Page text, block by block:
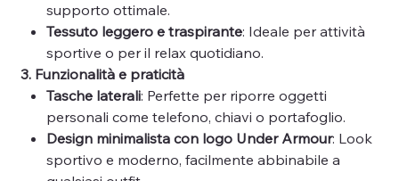
supporto ottimale.
Tessuto leggero e traspirante: Ideale per attività
sportive o per il relax quotidiano.
3. Funzionalità e praticità
Tasche laterali: Perfette per riporre oggetti
personali come telefono, chiavi o portafoglio.
Design minimalista con logo Under Armour: Look
sportivo e moderno, facilmente abbinabile a